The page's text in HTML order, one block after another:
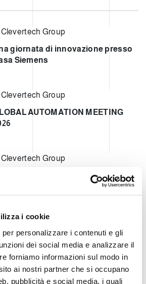
i cookie
personalizzare i contenuti e gli
dei social media e analizzare il
forniamo informazioni sul modo in
ai nostri partner che si occupano
pubblicità e social media, i quali
Clevertech Group
giornata di innovazione presso
Siemens
Clevertech Group
AUTOMATION MEETING
Clevertech Group
PRESENTIAMO LA NOSTRA
UNIT ROBOTICS & E-
Clevertech Group
POSIZIONI APERTE
I LAVORATORI
NO